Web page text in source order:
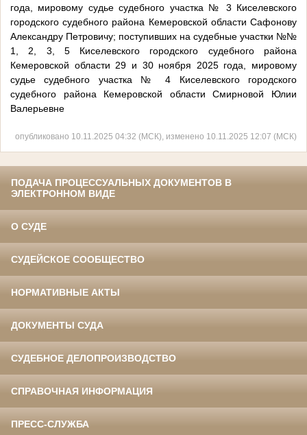
года, мировому судье судебного участка № 3 Киселевского
городского судебного района Кемеровской области Сафонову
Александру Петровичу; поступивших на судебные участки №№
1, 2, 3, 5 Киселевского городского судебного района
Кемеровской области 29 и 30 ноября 2025 года, мировому
судье судебного участка № 4 Киселевского городского
судебного района Кемеровской области Смирновой Юлии
Валерьевне
опубликовано 10.11.2025 04:32 (МСК), изменено 10.11.2025 12:07 (МСК)
ПОДАЧА ПРОЦЕССУАЛЬНЫХ ДОКУМЕНТОВ В
ЭЛЕКТРОННОМ ВИДЕ
О СУДЕ
СУДЕЙСКОЕ СООБЩЕСТВО
НОРМАТИВНЫЕ АКТЫ
ДОКУМЕНТЫ СУДА
СУДЕБНОЕ ДЕЛОПРОИЗВОДСТВО
СПРАВОЧНАЯ ИНФОРМАЦИЯ
ПРЕСС-СЛУЖБА